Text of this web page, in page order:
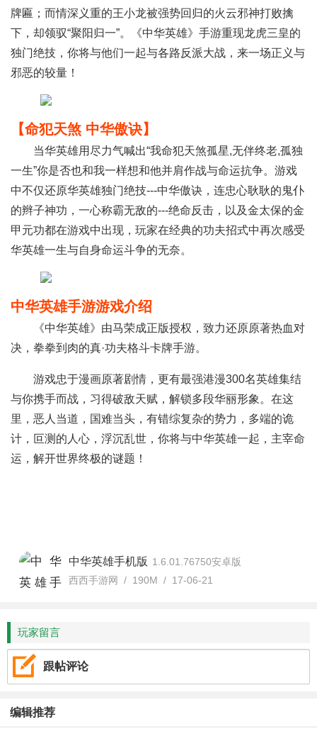
牌匾；而情深义重的王小龙被强势回归的火云邪神打败擒
下，却领驭“聚阳归一”。《中华英雄》手游重现龙虎三皇的
独门绝技，你将与他们一起与各路反派大战，来一场正义与
邪恶的较量！
【命犯天煞 中华傲诀】
当华英雄用尽力气喊出“我命犯天煞孤星,无伴终老,孤独
一生”你是否也和我一样想和他并肩作战与命运抗争。游戏
中不仅还原华英雄独门绝技---中华傲诀，连忠心耿耿的鬼仆
的辫子神功，一心称霸无敌的---绝命反击，以及金太保的金
甲元功都在游戏中出现，玩家在经典的功夫招式中再次感受
华英雄一生与自身命运斗争的无奈。
中华英雄手游游戏介绍
《中华英雄》由马荣成正版授权，致力还原原著热血对
决，拳拳到肉的真·功夫格斗卡牌手游。
游戏忠于漫画原著剧情，更有最强港漫300名英雄集结
与你携手而战，习得破敌天赋，解锁多段华丽形象。在这
里，恶人当道，国难当头，有错综复杂的势力，多端的诡
计，叵测的人心，浮沉乱世，你将与中华英雄一起，主宰命
运，解开世界终极的谜题！
中华英雄手机版 1.6.01.76750安卓版
西西手游网 / 190M / 17-06-21
玩家留言
跟帖评论
编辑推荐